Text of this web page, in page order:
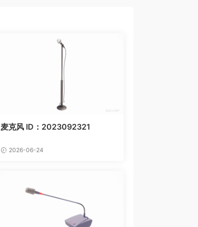
麦克风 ID：2023092321
2026-06-24